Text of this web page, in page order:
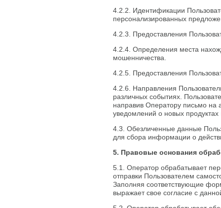
4.2.2. Идентификации
персонализированных
4.2.3. Предоставления
4.2.4. Определения места
мошенничества.
4.2.5. Предоставления
4.2.6. Направления
различных событиях.
направив Оператору письмо на
уведомлений о новых
4.3. Обезличенные данные
для сбора информации о
5. Правовые основания
5.1. Оператор обрабатывает
отправки Пользователем
Заполняя соответствующие
выражает свое согласие с